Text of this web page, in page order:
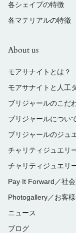
各シェイプの特徴
各マテリアルの特徴
About us
モアサナイトとは？
モアサナイトと人工
ブリジャールのこだ
ブリジャールについ
ブリジャールのジュ
チャリティジュエリ
チャリティジュエリ
Pay It Forward／社
Photogallery／お客
ニュース
ブログ